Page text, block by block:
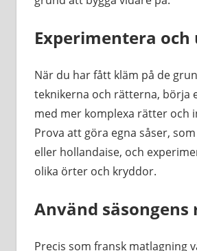
Experimentera och
När du har fått kläm på de
teknikerna och rätterna, börja
med mer komplexa rätter och
Prova att göra egna såser,
eller hollandaise, och
olika örter och kryddor.
Använd
Precis som fransk matlagning